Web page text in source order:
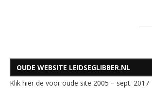
OUDE WEBSITE LEIDSEGLIBBER.NL
Klik hier de voor oude site 2005 – sept. 2017